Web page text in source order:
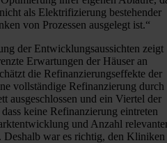
als Elektrifizierung bestehender
von Prozessen ausgelegt ist.“
der Entwicklungsaussichten zeigt
Erwartungen der Häuser an
die Refinanzierungseffekte der
vollständige Refinanzierung durch
ausgeschlossen und ein Viertel der
keine Refinanzierung eintreten
und Anzahl
war es richtig, den Kliniken